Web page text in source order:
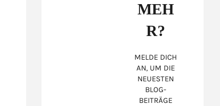
MEH
R?
MELDE DICH
AN, UM DIE
NEUESTEN
BLOG-
BEITRÄGE